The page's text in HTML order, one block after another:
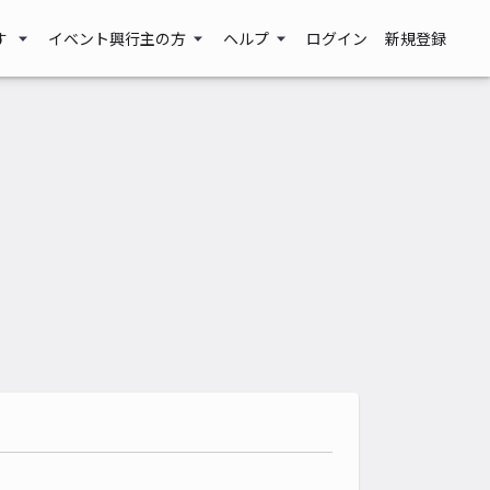
イベント興行主の方 ヘルプ ログイン 新規登録